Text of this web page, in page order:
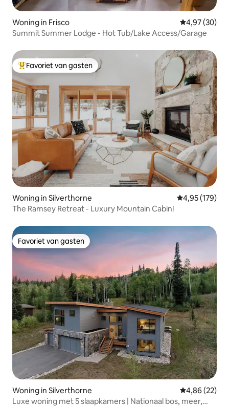
Woning in Frisco Gemiddelde
4,97 (30)
Summit Summer Lodge - Hot Tub/Lake Access/Garage
Topfavoriet van gasten
Favoriet van gasten
Woning in Silverthorne Gemiddelde
4,95 (179)
The Ramsey Retreat - Luxury Mountain Cabin!
Favoriet van gasten
Favoriet van gasten
Woning in Silverthorne Gemiddelde
4,86 (22)
Luxe woning met 5 slaapkamers | Nationaal bos, meer,